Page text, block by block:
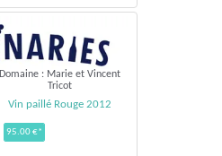
Domaine : Marie et Vincent
Tricot
Vin paillé Rouge 2012
95.00 €*